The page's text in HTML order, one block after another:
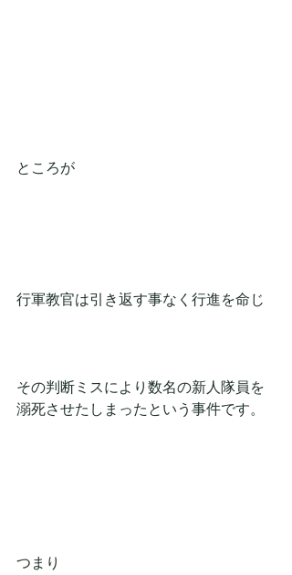
ところが
行軍教官は引き返す事なく行進を命じ
その判断ミスにより数名の新人隊員を
溺死させたしまったという事件です。
つまり